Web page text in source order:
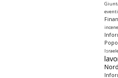
eventi
Nord